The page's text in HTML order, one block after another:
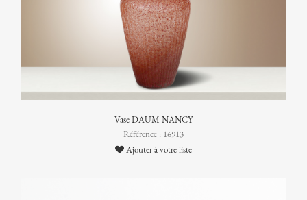
Vase DAUM NANCY
Référence : 16913
Ajouter à votre liste